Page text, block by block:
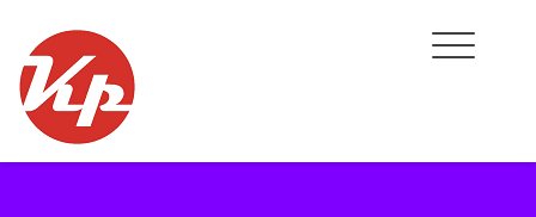
content